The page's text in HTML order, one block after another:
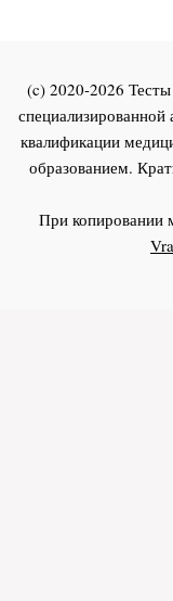
(c) 2020-2026 Тесты
квалификации
образованием.
При копировании